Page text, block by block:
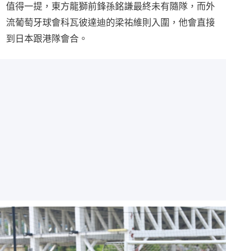
值得一提，東方龍獅前鋒孫銘謙最終未有隨隊，而外
流葡萄牙球會科瓦彼達迪的梁祐維則入圍，他會直接
到日本跟港隊會合。